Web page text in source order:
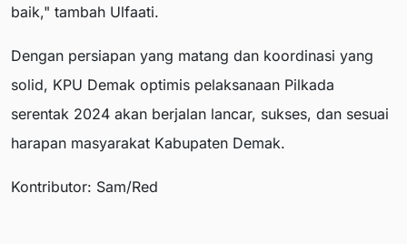
baik," tambah Ulfaati.
Dengan persiapan yang matang dan koordinasi yang
solid, KPU Demak optimis pelaksanaan Pilkada
serentak 2024 akan berjalan lancar, sukses, dan sesuai
harapan masyarakat Kabupaten Demak.
Kontributor: Sam/Red